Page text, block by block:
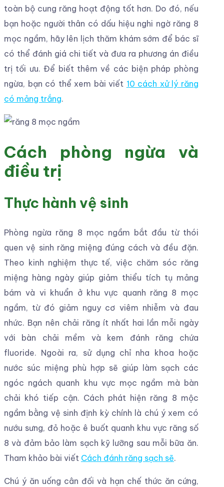
toàn bộ cung răng hoạt động tốt hơn. Do đó, nếu
bạn hoặc người thân có dấu hiệu nghi ngờ răng 8
mọc ngầm, hãy lên lịch thăm khám sớm để bác sĩ
có thể đánh giá chi tiết và đưa ra phương án điều
trị tối ưu. Để biết thêm về các biện pháp phòng
ngừa, bạn có thể xem bài viết 10 cách xử lý răng
có mảng trắng.
Cách phòng ngừa và
điều trị
Thực hành vệ sinh
Phòng ngừa răng 8 mọc ngầm bắt đầu từ thói
quen vệ sinh răng miệng đúng cách và đều đặn.
Theo kinh nghiệm thực tế, việc chăm sóc răng
miệng hàng ngày giúp giảm thiểu tích tụ mảng
bám và vi khuẩn ở khu vực quanh răng 8 mọc
ngầm, từ đó giảm nguy cơ viêm nhiễm và đau
nhức. Bạn nên chải răng ít nhất hai lần mỗi ngày
với bàn chải mềm và kem đánh răng chứa
fluoride. Ngoài ra, sử dụng chỉ nha khoa hoặc
nước súc miệng phù hợp sẽ giúp làm sạch các
ngóc ngách quanh khu vực mọc ngầm mà bàn
chải khó tiếp cận. Cách phát hiện răng 8 mộc
ngầm bằng vệ sinh định kỳ chính là chú ý xem có
nướu sưng, đỏ hoặc ê buốt quanh khu vực răng số
8 và đảm bảo làm sạch kỹ lưỡng sau mỗi bữa ăn.
Tham khảo bài viết Cách đánh răng sạch sẽ.
Chú ý ăn uống cân đối và hạn chế thức ăn cứng,